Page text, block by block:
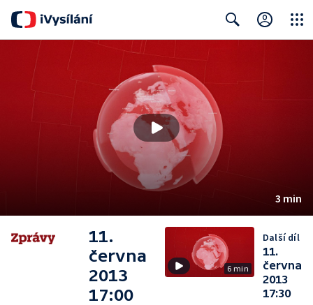
3 min
11.
června
2013
17:00
6 min
Další díl
11.
června
2013
17:30